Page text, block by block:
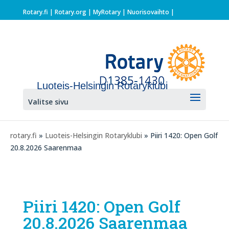
Rotary.fi | Rotary.org| MyRotary | Nuorisovaihto |
Luoteis-Helsingin Rotaryklubi
Valitse sivu
rotary.fi » Luoteis-Helsingin Rotaryklubi » Piiri 1420: Open Golf
20.8.2026 Saarenmaa
Piiri 1420: Open Golf
20.8.2026 Saarenmaa